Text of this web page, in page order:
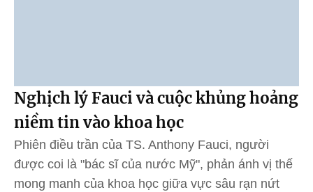
Nghịch lý Fauci và cuộc khủng hoảng
niềm tin vào khoa học
Phiên điều trần của TS. Anthony Fauci, người
được coi là "bác sĩ của nước Mỹ", phản ánh vị thế
mong manh của khoa học giữa vực sâu rạn nứt